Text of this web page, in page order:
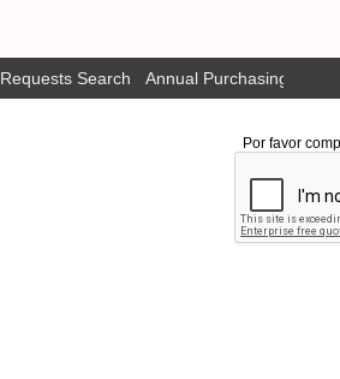
Requests Search Annual Purchasing Plan
Por favor